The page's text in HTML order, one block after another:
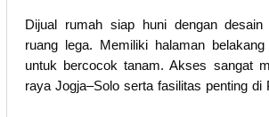
Dijual rumah siap huni dengan
ruang lega. Memiliki halaman
untuk bercocok tanam. Akses sangat
raya Jogja–Solo serta fasilitas penting di